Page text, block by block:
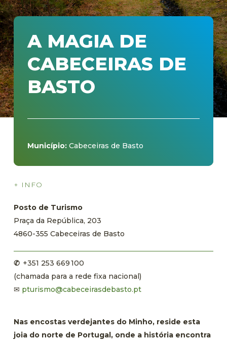
A MAGIA DE
CABECEIRAS DE
BASTO
Município:Cabeceiras de Basto
+ INFO
Posto de Turismo
Praça da República, 203
4860-355 Cabeceiras de Basto
✆ +351 253 669100
(chamada para a rede fixa nacional)
✉ pturismo@cabeceirasdebasto.pt
Nas encostas verdejantes do Minho, reside esta
joia do norte de Portugal, onde a história encontra